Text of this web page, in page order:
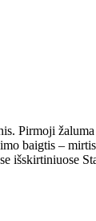
Pir­mo­ji
baig­tis –
iš­skir­ti­niuo­se